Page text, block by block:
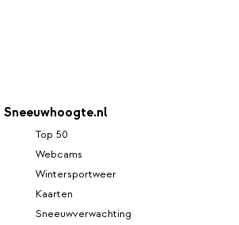
Sneeuwhoogte.nl
Top 50
Webcams
Wintersportweer
Kaarten
Sneeuwverwachting